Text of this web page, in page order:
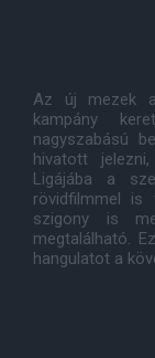
Az új mezek a
kampány
nagyszabású
hivatott
Ligájába a
rövidfilmmel is
szigony is
megtalálható.
hangulatot a